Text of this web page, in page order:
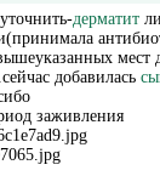
дерматит
добавилась
заживления